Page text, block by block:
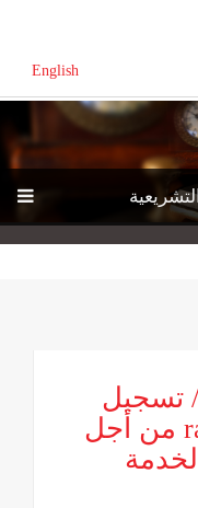
English
تسجيل
الدخول إلى rak.ae من أجل